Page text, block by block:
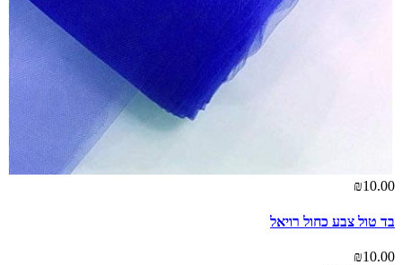
₪10.00
בד טול צבע כחול רויאל
₪10.00